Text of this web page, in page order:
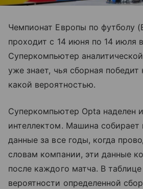
Чемпионат Европы по футболу
проходит с 14 июня по 14 июля
Суперкомпьютер
уже знает, чья сборная
какой вероятностью.
Суперкомпьютер Opta наделен
интеллектом. Машина собирает
данные за все годы, когда
словам компании, эти данные
после каждого матча. В таблице
вероятности определенной